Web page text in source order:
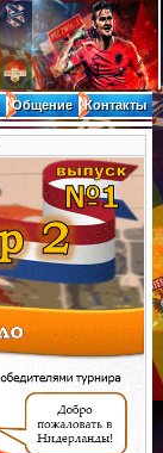
Общение Контакты